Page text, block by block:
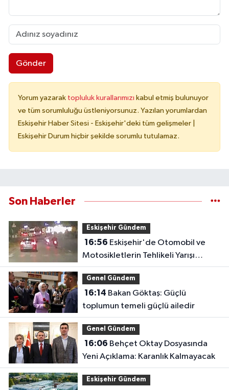
Gönder
Yorum yazarak topluluk kurallarımızı kabul etmiş bulunuyor
ve tüm sorumluluğu üstleniyorsunuz. Yazılan yorumlardan
Eskişehir Haber Sitesi - Eskişehir'deki tüm gelişmeler |
Eskişehir Durum hiçbir şekilde sorumlu tutulamaz.
Son Haberler
Eskişehir Gündem
16:56
Motosikletlerin Tehlikeli Yarışı
Kamerada
Genel Gündem
16:14
toplumun temeli güçlü ailedir
Genel Gündem
16:06
Yeni Açıklama: Karanlık Kalmayacak
Eskişehir Gündem